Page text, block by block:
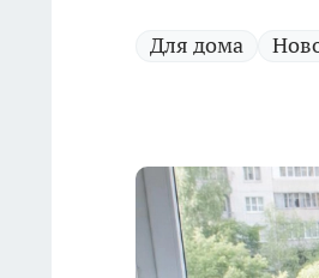
Для дома